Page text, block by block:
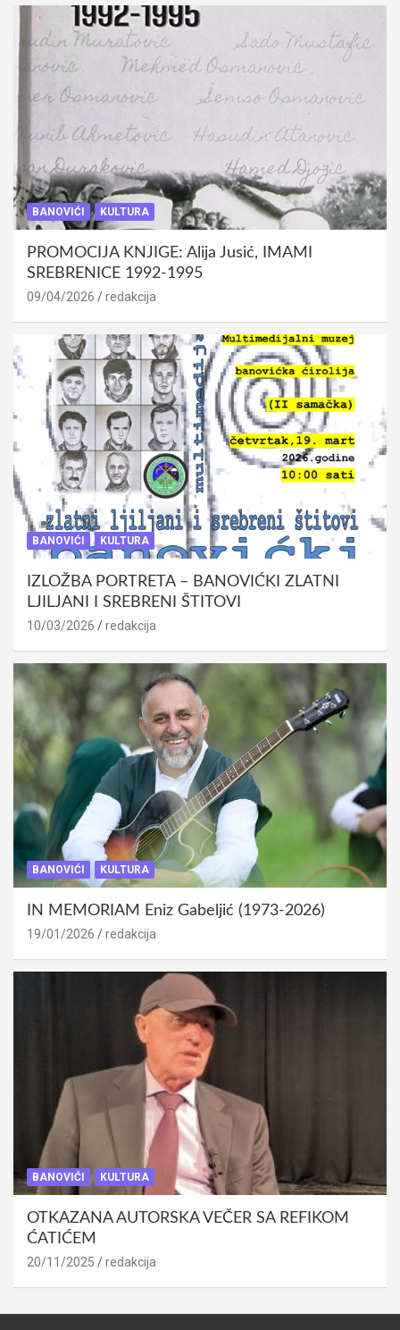
BANOVIĆI KULTURA
PROMOCIJA KNJIGE: Alija Jusić, IMAMI
SREBRENICE 1992-1995
09/04/2026 redakcija
BANOVIĆI KULTURA
IZLOŽBA PORTRETA – BANOVIĆKI ZLATNI
LJILJANI I SREBRENI ŠTITOVI
10/03/2026 redakcija
BANOVIĆI KULTURA
IN MEMORIAM Eniz Gabeljić (1973-2026)
19/01/2026 redakcija
BANOVIĆI KULTURA
OTKAZANA AUTORSKA VEČER SA REFIKOM
ĆATIĆEM
20/11/2025 redakcija